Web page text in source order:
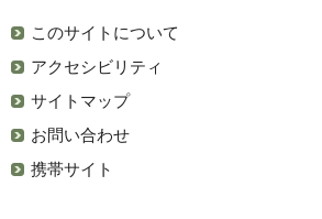
このサイトについて
アクセシビリティ
サイトマップ
お問い合わせ
携帯サイト